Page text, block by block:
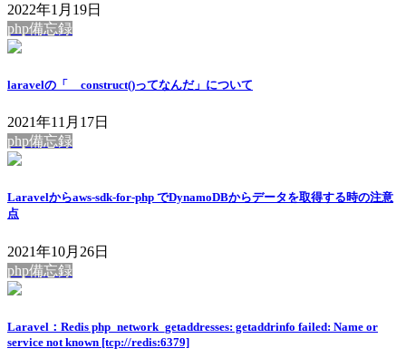
2022年1月19日
php備忘録
laravelの「__construct()ってなんだ」について
2021年11月17日
php備忘録
Laravelからaws-sdk-for-php でDynamoDBからデータを取得する時の注意
点
2021年10月26日
php備忘録
Laravel：Redis php_network_getaddresses: getaddrinfo failed: Name or
service not known [tcp://redis:6379]